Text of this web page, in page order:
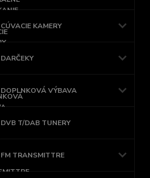
CÚVACIE KAMERY
DARČEKY
DOPLNKOVÁ VÝBAVA
DVB T/DAB TUNERY
FM TRANSMITTRE